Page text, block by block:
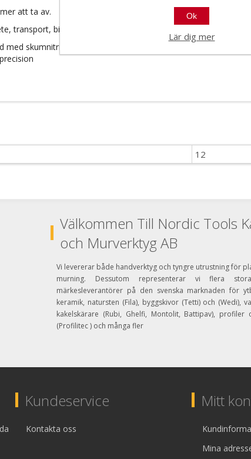
att ta av.
transport, bilindustri och förpackningsarbete.
med skumnitril för utmärkt passform
12
Välkommen Till Nordic Tools
och Murverktyg AB
Vi levererar både handverktyg och tyngre utrustning för
murning. Dessutom representerar vi flera
märkesleverantörer på den svenska marknaden för
keramik, natursten (Fila), byggskivor (Tetti) och (Wedi),
kakelskärare (Rubi, Ghelfi, Montolit, Battipav), profiler
(Profilitec ) och många fler
Kundeservice
Kontakta oss
Mitt
Mina
Ok
Lär dig mer